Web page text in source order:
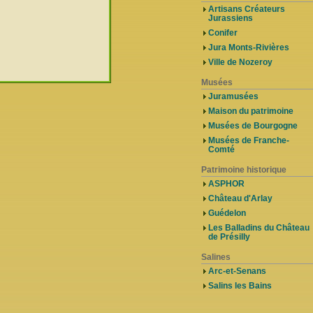
Artisans Créateurs
Jurassiens
Conifer
Jura Monts-Rivières
Ville de Nozeroy
Musées
Juramusées
Maison du patrimoine
Musées de Bourgogne
Musées de Franche-
Comté
Patrimoine historique
ASPHOR
Château d'Arlay
Guédelon
Les Balladins du Château
de Présilly
Salines
Arc-et-Senans
Salins les Bains